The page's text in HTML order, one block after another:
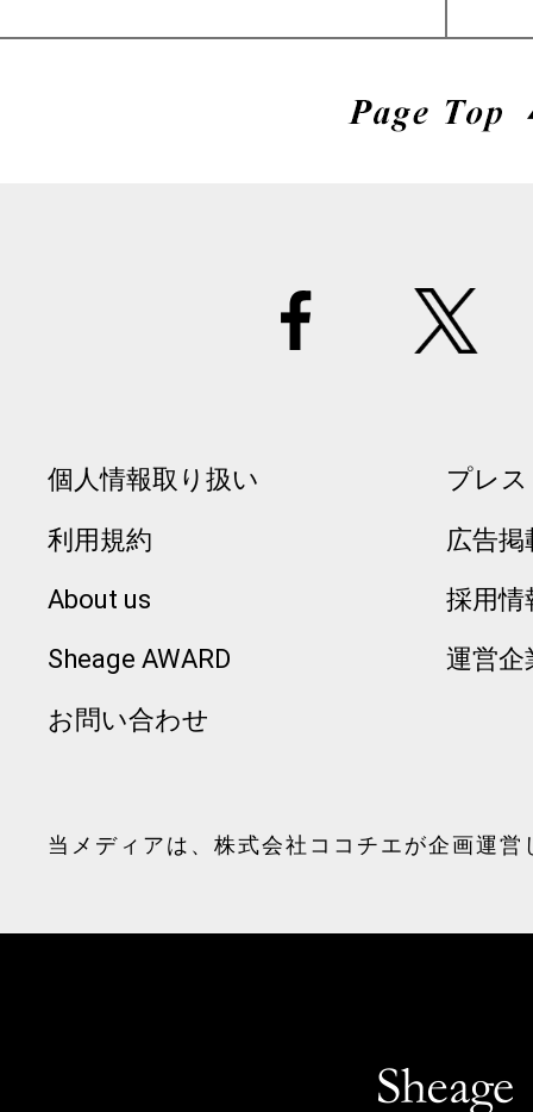
個人情報取り扱い
利用規約
About us
Sheage AWARD
お問い合わせ
プレ
広告掲
採用情
運営企
当メディアは、 株式会社ココチエが企画運営